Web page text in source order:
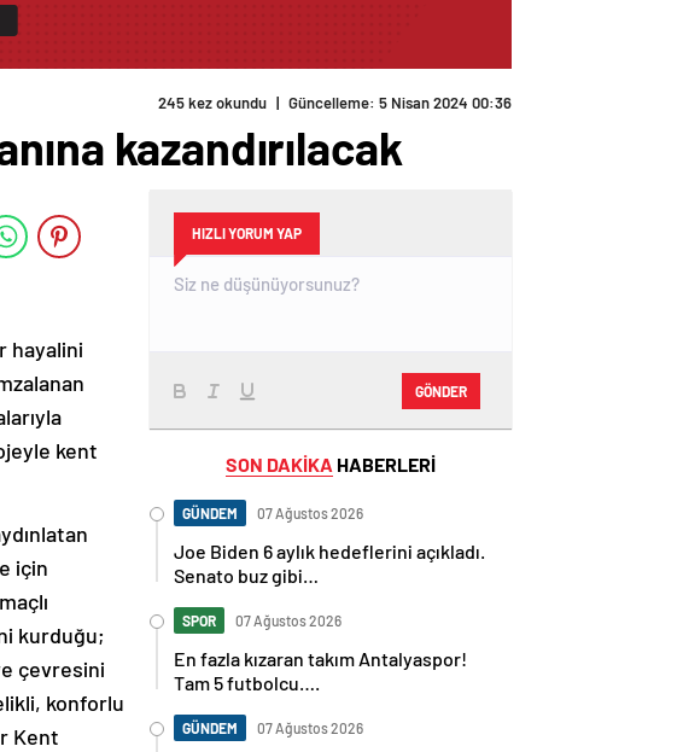
245 kez okundu | Güncelleme: 5 Nisan 2024 00:36
kazandırılacak
hayalini
kent
için
kurduğu;
çevresini
konforlu
Kent
HIZLI YORUM YAP
GÖNDER
SON DAKİKA HABERLERİ
GÜNDEM 07 Ağustos 2026
Joe Biden 6 aylık hedeflerini açıkladı.
Senato buz gibi…
SPOR 07 Ağustos 2026
En fazla kızaran takım Antalyaspor!
Tam 5 futbolcu….
GÜNDEM 07 Ağustos 2026